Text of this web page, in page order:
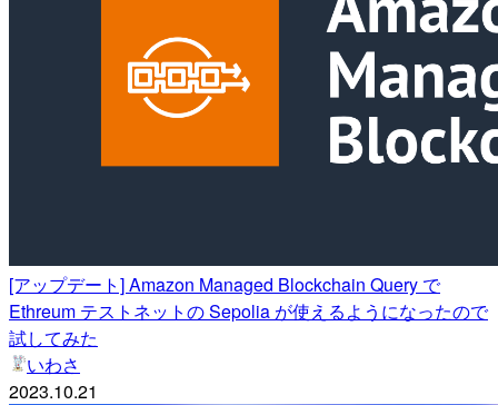
[アップデート] Amazon Managed Blockchain Query で
Ethreum テストネットの Sepolia が使えるようになったので
試してみた
いわさ
2023.10.21